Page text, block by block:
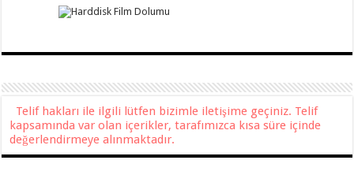
Telif hakları ile ilgili lütfen bizimle iletişime geçiniz. Telif
kapsamında var olan içerikler, tarafımızca kısa süre içinde
değerlendirmeye alınmaktadır.